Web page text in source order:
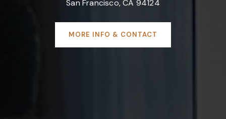
San Francisco, CA 94124
MORE INFO & CONTACT